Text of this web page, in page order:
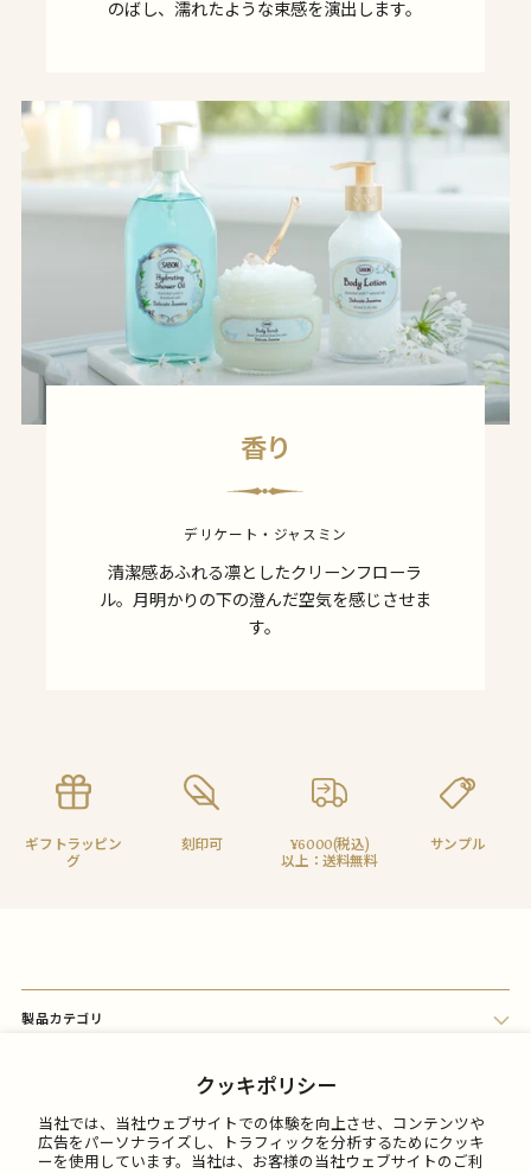
クッキポリシー
当社では、当社ウェブサイトでの体験を向上させ、コンテンツや
広告をパーソナライズし、トラフィックを分析するためにクッキ
ーを使用しています。当社は、お客様の当社ウェブサイトのご利
のばし、濡れたような束感を演出します。
香り
デリケート・ジャスミン
清潔感あふれる凛としたクリーンフローラ
ル。月明かりの下の澄んだ空気を感じさせま
す。
ギフトラッピン
グ
刻印可
¥6000(税込)
以上：送料無料
サンプル
製品カテゴリ
FAQ